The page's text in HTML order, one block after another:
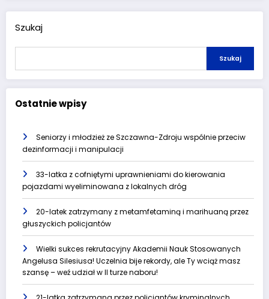
Szukaj
Szukaj
Ostatnie wpisy
Seniorzy i młodzież ze Szczawna-Zdroju wspólnie przeciw
dezinformacji i manipulacji
33-latka z cofniętymi uprawnieniami do kierowania
pojazdami wyeliminowana z lokalnych dróg
20-latek zatrzymany z metamfetaminą i marihuaną przez
głuszyckich policjantów
Wielki sukces rekrutacyjny Akademii Nauk Stosowanych
Angelusa Silesiusa! Uczelnia bije rekordy, ale Ty wciąż masz
szansę – weź udział w II turze naboru!